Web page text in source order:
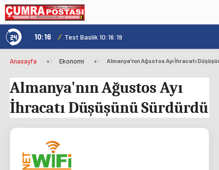
10:16 / Test Baslik 10:16:19
Anasayfa » Ekonomi » Almanya'nın Ağustos Ayı İhracatı
Almanya'nın Ağustos Ayı
İhracatı Düşüşünü Sürdürdü